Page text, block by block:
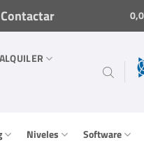
Contactar
ALQUILER
Niveles Software